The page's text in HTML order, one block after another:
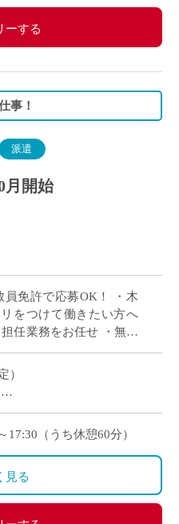
ーする
事！
派遣
月開始
員免許で応募OK！ ・木
をつけて働きたい方へ
任業務をお任せ ・無学
メ
）
17:30（うち休憩60分）
見る